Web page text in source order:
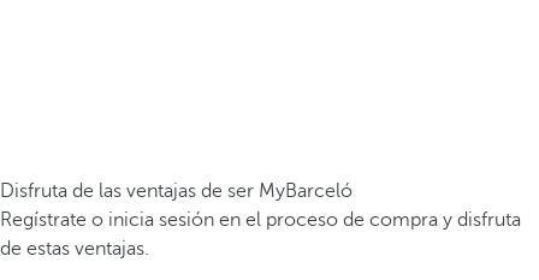
Disfruta de las ventajas de ser MyBarceló
Regístrate o inicia sesión en el proceso de compra y disfruta
de estas ventajas.